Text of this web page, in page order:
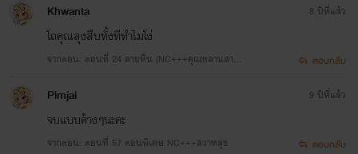
Khwanta
โถคุณลุงสืบทั้งทีทำไมโง่
จากตอน: ตอนที่ 24 สายหื่น (NC+++คุณหลานสาย
8 ปีที่แล้ว
ตอบกลับ
Pimjai
จบแบบค้างๆนะคะ
จากตอน: ตอนที่ 57 ตอนพิเศษ NC+++สวาทสุข
9 ปีที่แล้ว
ตอบกลับ